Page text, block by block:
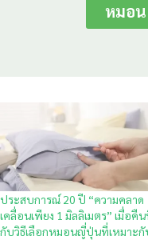
หมอน
ประสบการณ์ 20 ปี “ความคลาด
เคลื่อนเพียง 1 มิลลิเมตร” เมื่อคื
กับวิธีเลือกหมอนญี่ปุ่นที่เหมาะกั